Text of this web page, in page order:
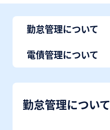
勤怠管理について
電債管理について
勤怠管理について